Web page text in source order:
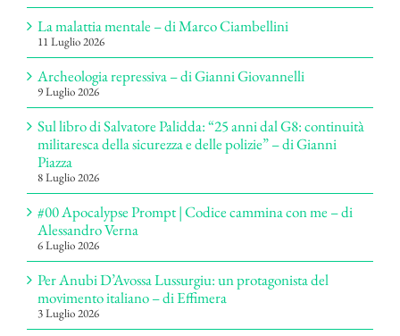
La malattia mentale – di Marco Ciambellini
11 Luglio 2026
Archeologia repressiva – di Gianni Giovannelli
9 Luglio 2026
Sul libro di Salvatore Palidda: “25 anni dal G8: continuità
militaresca della sicurezza e delle polizie” – di Gianni
Piazza
8 Luglio 2026
#00 Apocalypse Prompt | Codice cammina con me – di
Alessandro Verna
6 Luglio 2026
Per Anubi D’Avossa Lussurgiu: un protagonista del
movimento italiano – di Effimera
3 Luglio 2026